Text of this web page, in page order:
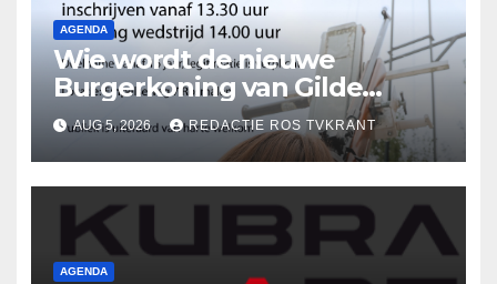
AGENDA
Wie wordt de nieuwe
Burgerkoning van Gilde
Rosmalen !
AUG 5, 2026 REDACTIE ROS TVKRANT
AGENDA